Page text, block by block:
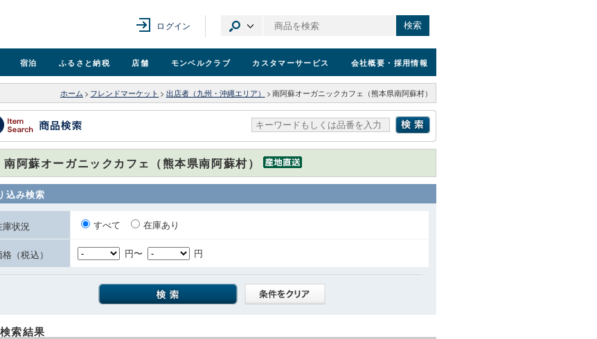
ログイン 検索
宿泊 ふるさと納税 店舗 モンベルクラブ カスタマーサービス 会社概要 ・採用情報
ホーム > フレンドマーケット > 出店者（九州・沖縄エリア） > 南阿蘇オーガニックカフェ（熊本県南阿蘇村）
南阿蘇オーガニックカフェ（熊本県南阿蘇村）
込み検索
庫状況 すべて 在庫あり
（税込） 円〜 円
検索結果